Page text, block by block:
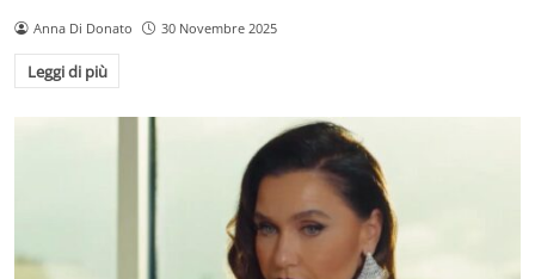
Anna Di Donato 30 Novembre 2025
Leggi di più